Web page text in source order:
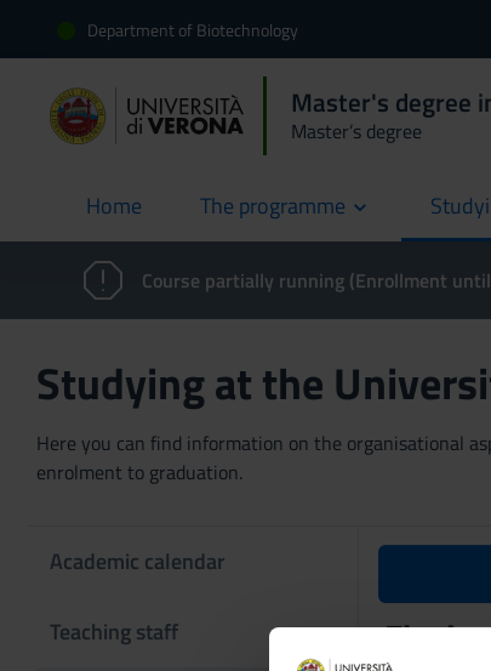
Department of Biotechnology
Master's degree
Master’s degree
Home
current The programme
Course partially running (Enrollment
Studying at the
Here you can find information on the organisational
enrolment to graduation.
Academic calendar
Teaching staff Final